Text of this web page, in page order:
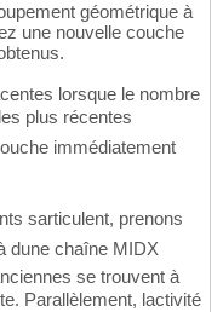
géométrique à
une nouvelle couche
lorsque le nombre
plus récentes
immédiatement
sarticulent, prenons
dune chaîne MIDX
se trouvent à
Parallèlement, lactivité